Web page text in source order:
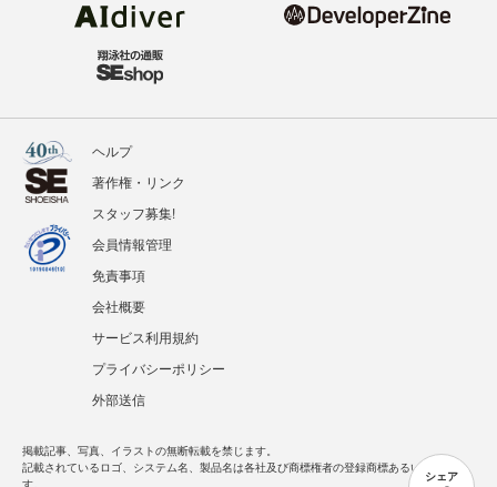
シェア
ヘルプ
著作権・リンク
スタッフ募集!
会員情報管理
免責事項
会社概要
サービス利用規約
プライバシーポリシー
外部送信
掲載記事、写真、イラストの無断転載を禁じます。
記載されているロゴ、システム名、製品名は各社及び商標権者の登録商標あるいは商標で
す。